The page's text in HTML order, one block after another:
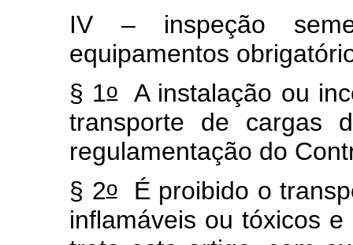
IV – inspeção
equipamentos
§ 1oA instalação ou
transporte de cargas
regulamentação do
§ 2oÉ proibido o
inflamáveis ou tóxicos